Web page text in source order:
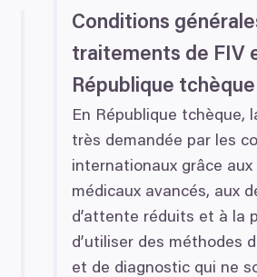
(otisk prstu)
části s podrobnostmi
. Svůj souhlas
využíváme soubory
média, inzerci a analýzy. Partneři
získali v důsledku toho, že
Marketingové
Conditions
traitements de FIV
République tchèque
En République tchèque,
très demandée par les
internationaux grâce aux
médicaux avancés, aux
d’attente réduits et à la
d’utiliser des méthodes
et de diagnostic qui ne